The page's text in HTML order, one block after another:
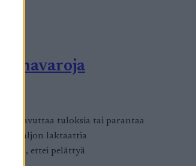
saavuttaa tuloksia tai parantaa
paljon laktaattia
ettei pelättyä